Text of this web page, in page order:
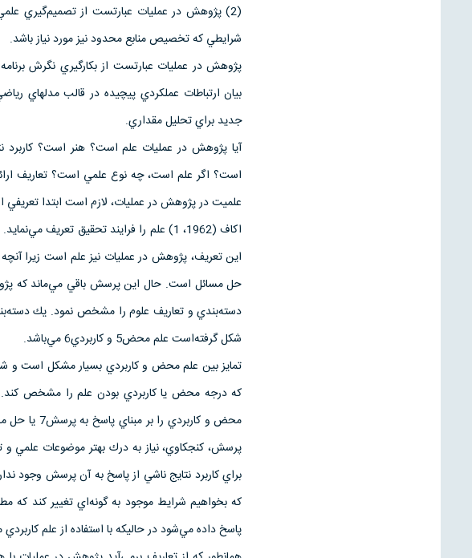
(2) پژوهش در عمليات عبارتست از تصميم‌گيري
شرايطي كه تخصيص منابع محدود نيز مورد نياز باشد.
پژوهش در عمليات عبارتست از بكارگيري نگرش
بيان ارتباطات عملكردي پيچيده در قالب مدلهاي
جديد براي تحليل مقداري.
آيا پژوهش در عمليات علم است؟ هنر است؟ كاربرد
است؟ اگر علم است، چه نوع علمي است؟ تعاريف
علميت در پژوهش در عمليات، لازم است ابتدا تعريفي
اكاف (1962، 1) علم را فرايند تحقيق
اين تعريف، پژوهش در عمليات نيز علم است زيرا
حل مسائل است. حال اين پرسش باقي مي‌ماند كه
شكل گرفته‌است علم محض5 و كاربردي6 مي‌باشد.
تمايز بين علم محض و كاربردي بسيار مشكل است و
پرسش، كنجكاوي، نياز به درك بهتر موضوعات علمي
براي كاربرد نتايج ناشي از پاسخ به آن پرسش وجود
كه بخواهيم شرايط موجود به گونه‌اي تغيير كند
پاسخ داده مي‌شود در حاليكه با استفاده از علم